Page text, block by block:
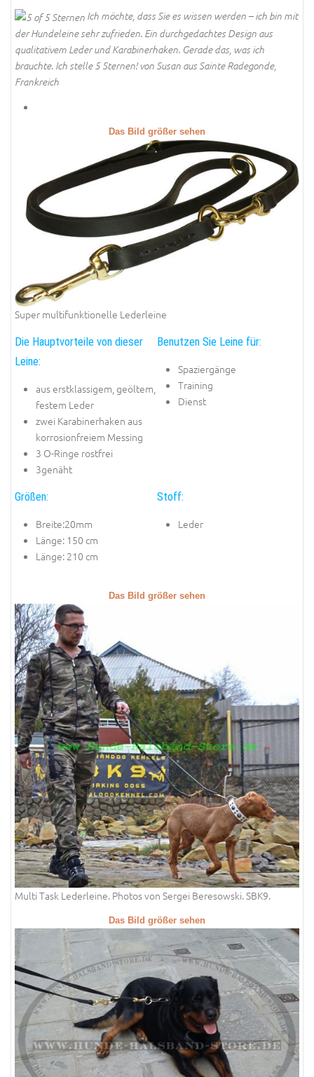
Ich möchte, dass Sie es wissen werden – ich bin mit
der Hundeleine sehr zufrieden. Ein durchgedachtes Design aus
qualitativem Leder und Karabinerhaken. Gerade das, was ich
brauchte. Ich stelle 5 Sternen! von Susan aus Sainte Radegonde,
Frankreich
Das Bild größer sehen
Super multifunktionelle Lederleine
Die Hauptvorteile von dieser
Leine:
aus erstklassigem, geöltem,
festem Leder
zwei Karabinerhaken aus
korrosionfreiem Messing
3 O-Ringe rostfrei
3genäht
Benutzen Sie Leine für:
Spaziergänge
Training
Dienst
Größen:
Breite:20mm
Länge: 150 cm
Länge: 210 cm
Stoff:
Leder
Das Bild größer sehen
Multi Task Lederleine. Photos von Sergei Beresowski. SBK9.
Das Bild größer sehen